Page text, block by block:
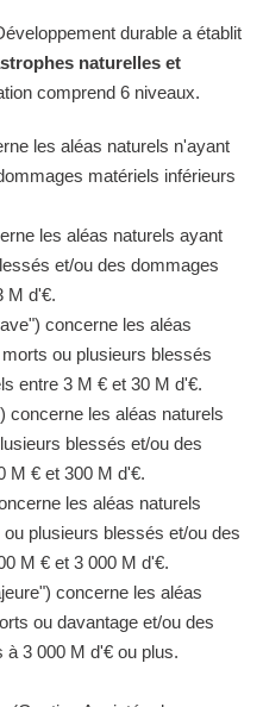
durable a établit
naturelles et
comprend 6 niveaux.
les aléas naturels n'ayant
matériels inférieurs
les aléas naturels ayant
et/ou des dommages
M d'€.
concerne les aléas
ou plusieurs blessés
entre 3 M € et 30 M d'€.
concerne les aléas naturels
blessés et/ou des
M € et 300 M d'€.
les aléas naturels
plusieurs blessés et/ou des
M € et 3 000 M d'€.
concerne les aléas
ou davantage et/ou des
3 000 M d'€ ou plus.